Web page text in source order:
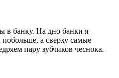
в банку. На дно банки я
а сверху самые
пару зубчиков чеснока.